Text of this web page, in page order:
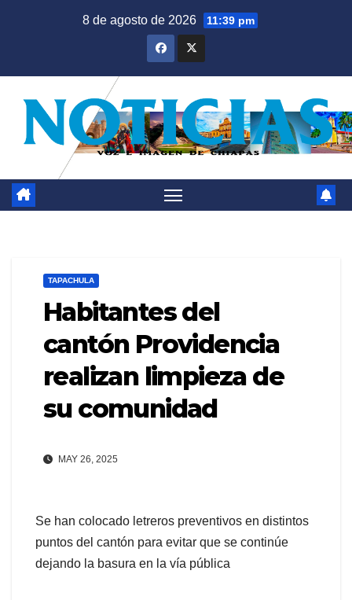
8 de agosto de 2026 11:39 pm
TAPACHULA
Habitantes del
cantón Providencia
realizan limpieza de
su comunidad
MAY 26, 2025
Se han colocado letreros preventivos en distintos
puntos del cantón para evitar que se continúe
dejando la basura en la vía pública